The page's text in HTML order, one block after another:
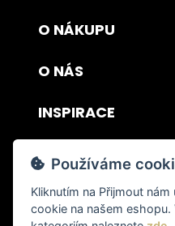
O NÁKUPU
O NÁS
INSPIRACE
DOPRAVA A
© 2026 ITALSKY INTERIER
Používáme
Kliknutím na Přijmout nám
cookie na našem eshopu. Více informací k jednotlivým